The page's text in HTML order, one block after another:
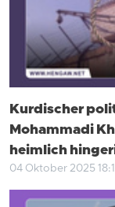
Kurdischer
Mohammadi
heimlich
04 Oktober 2025